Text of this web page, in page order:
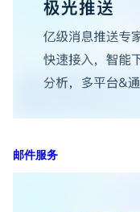
邮件服务